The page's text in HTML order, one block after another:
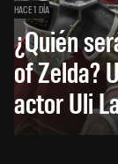
HACE 1 DÍA
¿Quién
of Zelda?
actor Uli